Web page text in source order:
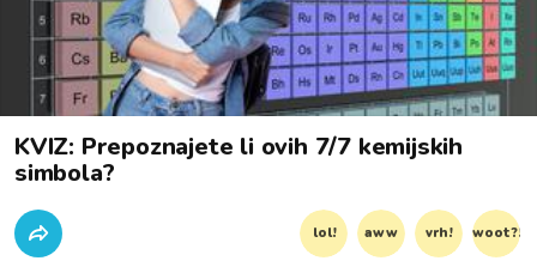
KVIZ: Prepoznajete li ovih 7/7 kemijskih
simbola?
lol! aww vrh! woot?!